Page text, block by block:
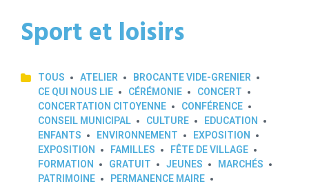
Sport et loisirs
TOUS ATELIER
BROCANTE VIDE-GRENIER
CE QUI NOUS LIE
CÉRÉMONIE
CONCERT
CONCERTATION CITOYENNE
CONFÉRENCE
CONSEIL MUNICIPAL
CULTURE
EDUCATION
ENFANTS
ENVIRONNEMENT
EXPOSITION
EXPOSITION
FAMILLES
FÊTE DE VILLAGE
FORMATION
GRATUIT JEUNES
MARCHÉS
PATRIMOINE
PERMANENCE MAIRE